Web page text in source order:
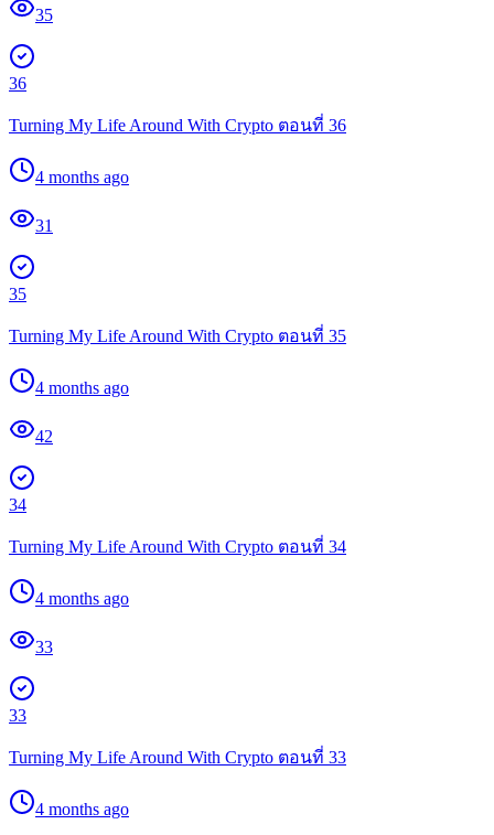
35
36
Turning My Life Around With Crypto ตอนที่ 36
4 months ago
31
35
Turning My Life Around With Crypto ตอนที่ 35
4 months ago
42
34
Turning My Life Around With Crypto ตอนที่ 34
4 months ago
33
33
Turning My Life Around With Crypto ตอนที่ 33
4 months ago